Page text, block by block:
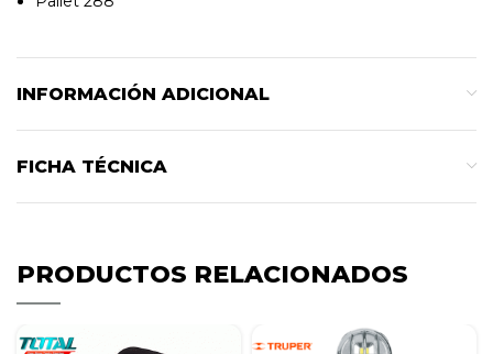
INFORMACIÓN ADICIONAL
FICHA TÉCNICA
PRODUCTOS RELACIONADOS